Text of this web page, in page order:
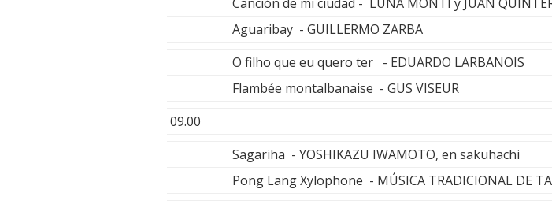
Canción de mi ciudad - LUNA MONTI y JUAN
Aguaribay - GUILLERMO ZARBA
O filho que eu quero ter - EDUARDO LARBANOIS
Flambée montalbanaise - GUS VISEUR
09.00
Sagariha - YOSHIKAZU IWAMOTO, en sakuhachi
Pong Lang Xylophone - MÚSICA TRADICIONAL DE